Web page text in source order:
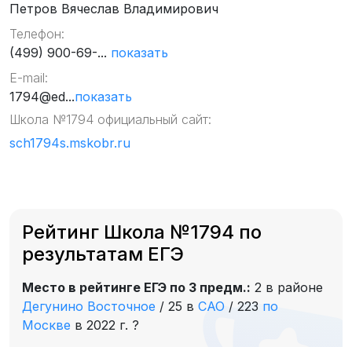
Петров Вячеслав Владимирович
Телефон:
(499) 900-69-... показать
E-mail:
1794@ed...показать
Школа №1794 официальный сайт:
sch1794s.mskobr.ru
Рейтинг Школа №1794 по
результатам ЕГЭ
Место в рейтинге ЕГЭ по 3 предм.: 2 в районе
Дегунино Восточное / 25 в САО / 223 по
Москве в 2022 г. ?